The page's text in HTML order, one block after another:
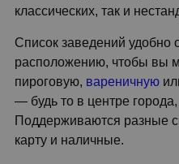
классических, так и
Список заведений удобно
расположению, чтобы вы
пироговую, вареничную
— будь то в центре
Поддерживаются разные
карту и наличные.